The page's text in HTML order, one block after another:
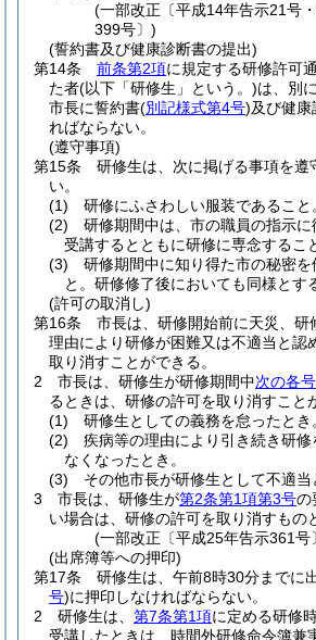
(一部改正〔平成14年告示21号
399号〕)
(誓約書及び健康診断書の提出)
第14条
前条第2項に規定する研修許可
た者(以下「研修生」という。)は、別
市長に誓約書(別記様式第4号)及び健康
ればならない。
(遵守事項)
第15条
研修生は、次に掲げる事項を遵
い。
(1)
研修にふさわしい服装であること
(2)
研修期間中は、市の職員の指示
受講するとともに研修に専念するこ
(3)
研修期間中に知り得た市の秘密を
と。 研修修了後においても同様とす
(許可の取消し)
第16条
市長は、研修開始前に天災、研
理由により研修が困難又は不適当と認
取り消すことができる。
2
市長は、研修生が研修期間中次の各号
るときは、研修の許可を取り消すこと
(1)
研修生としての義務を怠ったとき
(2)
疾病等の理由により引き続き研修
なくなったとき。
(3)
その他市長が研修生として不適当
3
市長は、研修生が第2条第1項第3号の
い場合は、研修の許可を取り消すもの
(一部改正〔平成25年告示361号
(出席簿等への押印)
第17条
研修生は、午前8時30分までに
号)に押印しなければならない。
2
研修生は、 第7条第1項に定める研修
受講したときは、時間外研修命令簿兼